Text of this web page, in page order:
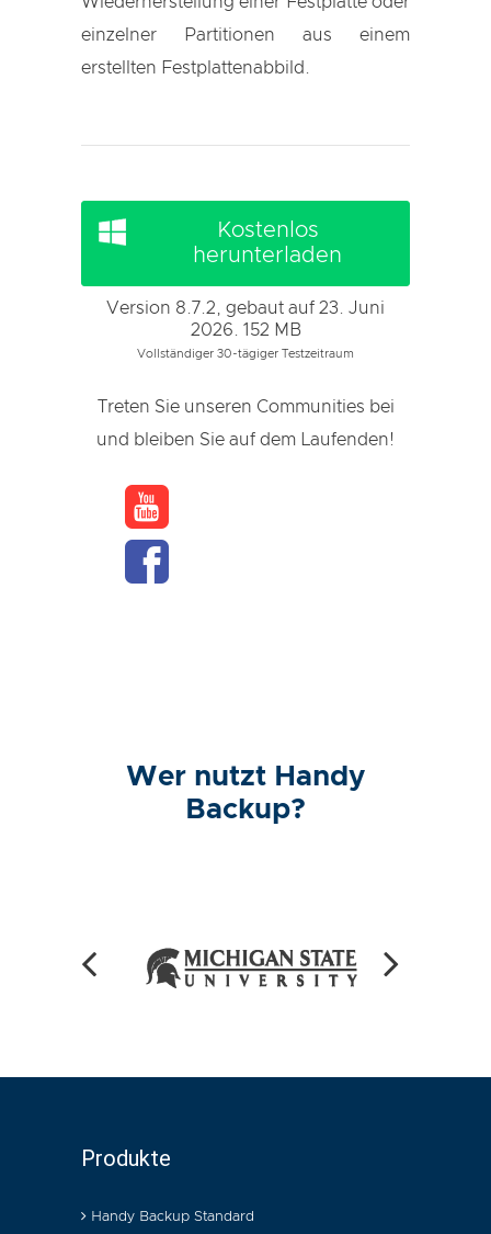
einzelner Partitionen aus einem
erstellten Festplattenabbild.
Kostenlos
herunterladen
Version 8.7.2, gebaut auf 23. Juni
2026. 152 MB
Vollständiger 30-tägiger Testzeitraum
Treten Sie unseren Communities bei
und bleiben Sie auf dem Laufenden!
Wer nutzt Handy
Backup?
Produkte
Handy Backup Standard